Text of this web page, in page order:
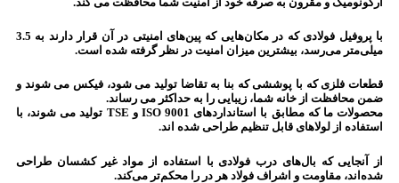
با پروفیل فولادی که در مکان‌هایی که پین‌های امنیتی در آن قرار دارند به 3.5
میلی‌متر می‌رسد، بیشترین میزان امنیت در نظر گرفته شده است.
قطعات فلزی که با پوششی که بنا به تقاضا تولید می شود، فیکس می شوند و
ضمن محافظت از خانه شما، زیبایی را به حداکثر می رساند.
محصولات ما که مطابق با استانداردهای ISO 9001 و TSE تولید می شوند، با
استفاده از لولاهای قابل تنظیم طراحی شده اند.
از آنجایی که بال‌های درب فولادی با استفاده از مواد غیر کشسان طراحی
شده‌اند، مقاومت و اشراف فولاد هر در را محکم‌تر می‌کند.